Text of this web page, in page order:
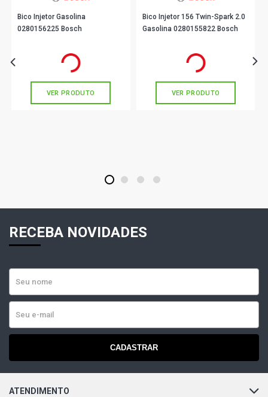
Bico Injetor Gasolina
0280156225 Bosch
em até 6x de
VER PRODUTO
Bico Injetor 156 Twin-Spark 2.0
Gasolina 0280155822 Bosch
em até 6x de
VER PRODUTO
1 2 3 4
RECEBA NOVIDADES
CADASTRAR
ATENDIMENTO